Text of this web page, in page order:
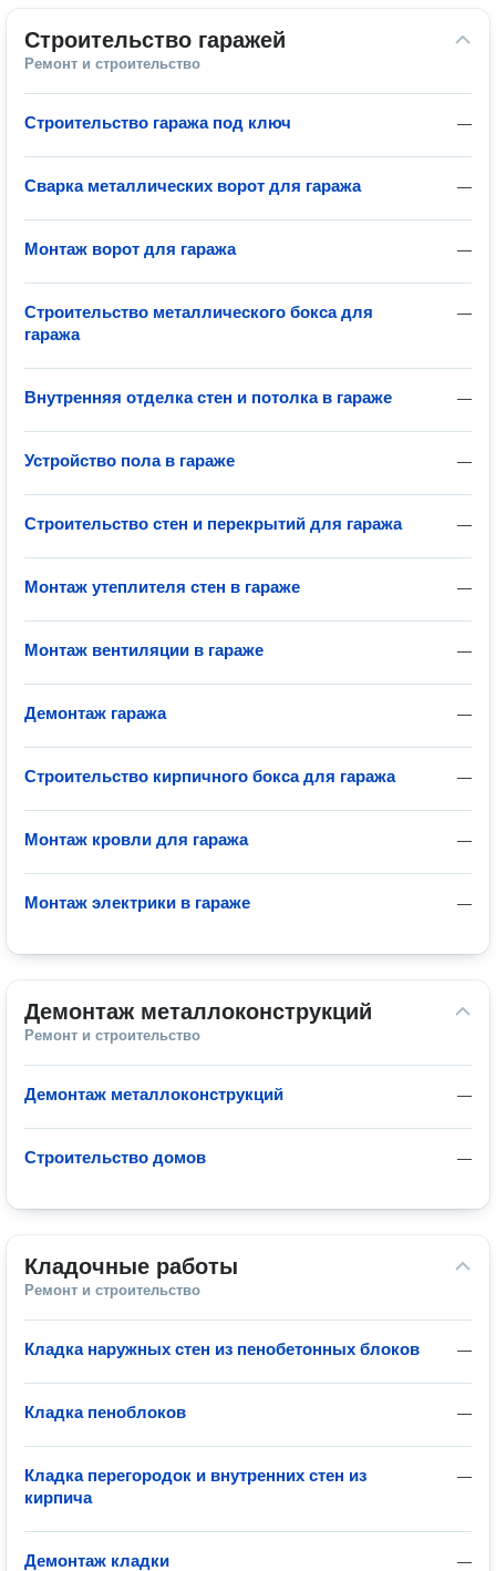
Строительство гаражей
Ремонт и строительство
—
Строительство гаража под ключ
—
Сварка металлических ворот для гаража
—
Монтаж ворот для гаража
—
Строительство металлического бокса для
гаража
—
Внутренняя отделка стен и потолка в гараже
—
Устройство пола в гараже
—
Строительство стен и перекрытий для гаража
—
Монтаж утеплителя стен в гараже
—
Монтаж вентиляции в гараже
—
Демонтаж гаража
—
Строительство кирпичного бокса для гаража
—
Монтаж кровли для гаража
—
Монтаж электрики в гараже
Демонтаж металлоконструкций
Ремонт и строительство
—
Демонтаж металлоконструкций
—
Строительство домов
Кладочные работы
Ремонт и строительство
—
Кладка наружных стен из пенобетонных блоков
—
Кладка пеноблоков
—
Кладка перегородок и внутренних стен из
кирпича
—
Демонтаж кладки